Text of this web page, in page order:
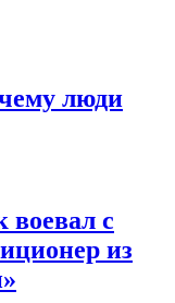
люди
воевал с
из